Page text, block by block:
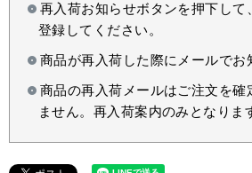
再入荷お知らせボタンを押下して
登録してください。
商品が再入荷した際にメールでお
商品の再入荷メールはご注文を確
ません。再入荷案内のみとなりま